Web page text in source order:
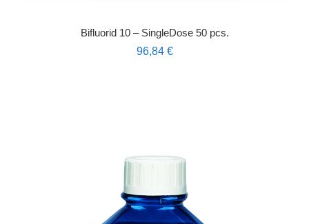
Bifluorid 10 – SingleDose 50 pcs.
96,84 €